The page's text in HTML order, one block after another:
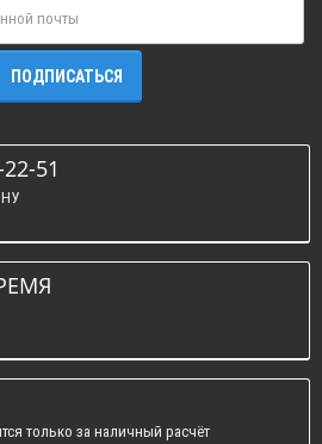
ПОДПИСАТЬСЯ
51
только за наличный расчёт